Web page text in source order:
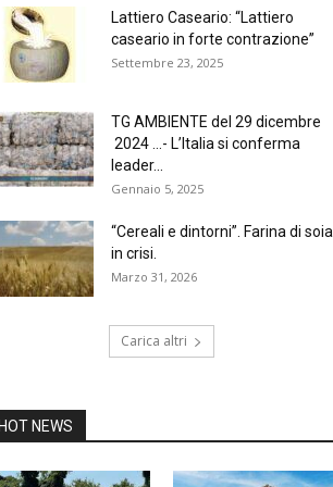
Lattiero Caseario: “Lattiero
caseario in forte contrazione”
Settembre 23, 2025
TG AMBIENTE del 29 dicembre
2024 …- L’Italia si conferma
leader...
Gennaio 5, 2025
“Cereali e dintorni”. Farina di soia
in crisi.
Marzo 31, 2026
Carica altri
NEWS